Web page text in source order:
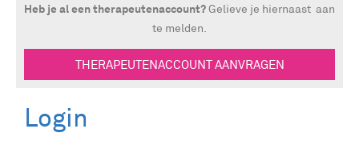
Heb je al een therapeutenaccount?Gelieve je hiernaast aan
te melden.
THERAPEUTENACCOUNT AANVRAGEN
Login